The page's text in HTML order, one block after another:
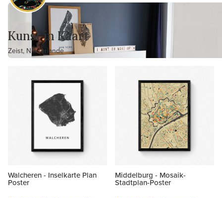
Kunst in Kaart
Zeist, Niederlande
Walcheren - Inselkarte Plan
Poster
Middelburg - Mosaik-
Stadtplan-Poster